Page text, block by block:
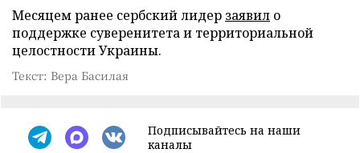
Месяцем ранее сербский лидер заявил о
поддержке суверенитета и территориальной
целостности Украины.
Текст: Вера Басилая
Подписывайтесь на наши
каналы